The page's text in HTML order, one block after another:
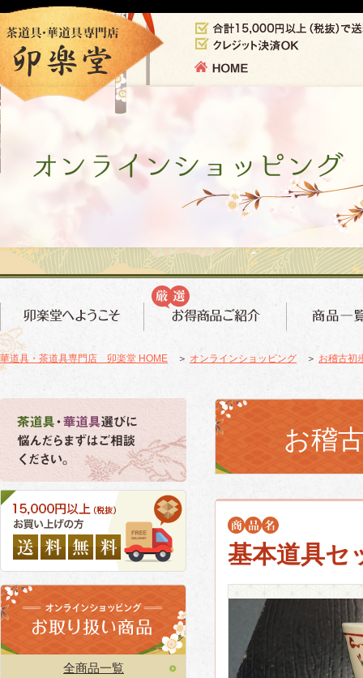
華道具・茶道具専門店 卯楽堂 HOME ＞ オンラインショッピング ＞ お稽古初
全商品一覧
お稽
基本道具